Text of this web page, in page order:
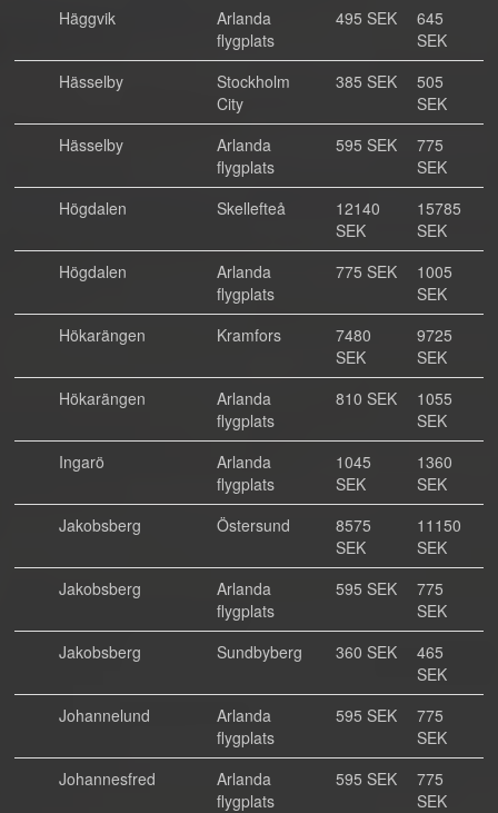
Häggvik
Arlanda
flygplats
495 SEK
645
SEK
Hässelby
Stockholm
City
385 SEK
505
SEK
Hässelby
Arlanda
flygplats
595 SEK
775
SEK
Högdalen
Skellefteå
12140
SEK
15785
SEK
Högdalen
Arlanda
flygplats
775 SEK
1005
SEK
Hökarängen
Kramfors
7480
SEK
9725
SEK
Hökarängen
Arlanda
flygplats
810 SEK
1055
SEK
Ingarö
Arlanda
flygplats
1045
SEK
1360
SEK
Jakobsberg
Östersund
8575
SEK
11150
SEK
Jakobsberg
Arlanda
flygplats
595 SEK
775
SEK
Jakobsberg
Sundbyberg 360 SEK
465
SEK
Johannelund
Arlanda
flygplats
595 SEK
775
SEK
Johannesfred
Arlanda
flygplats
595 SEK
775
SEK